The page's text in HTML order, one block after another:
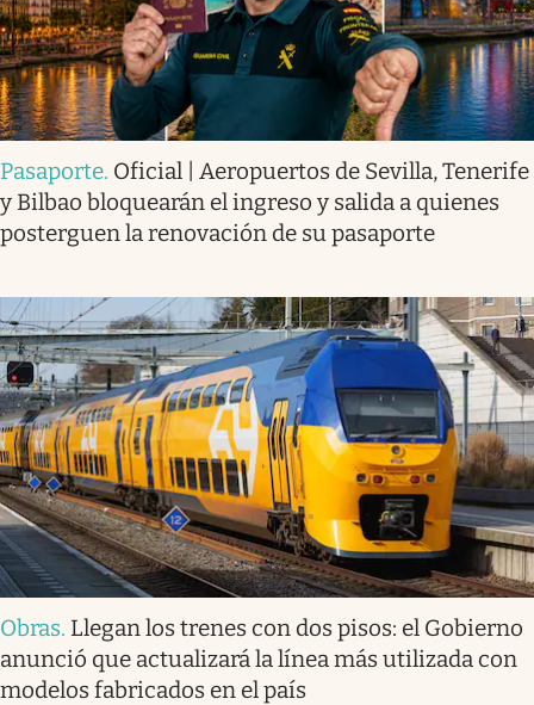
Pasaporte. Oficial | Aeropuertos de Sevilla, Tenerife
y Bilbao bloquearán el ingreso y salida a quienes
posterguen la renovación de su pasaporte
Obras. Llegan los trenes con dos pisos: el Gobierno
anunció que actualizará la línea más utilizada con
modelos fabricados en el país